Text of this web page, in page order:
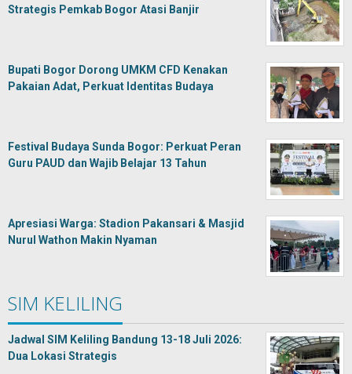
Strategis Pemkab Bogor Atasi Banjir
Bupati Bogor Dorong UMKM CFD Kenakan
Pakaian Adat, Perkuat Identitas Budaya
Festival Budaya Sunda Bogor: Perkuat Peran
Guru PAUD dan Wajib Belajar 13 Tahun
Apresiasi Warga: Stadion Pakansari & Masjid
Nurul Wathon Makin Nyaman
SIM KELILING
Jadwal SIM Keliling Bandung 13-18 Juli 2026:
Dua Lokasi Strategis